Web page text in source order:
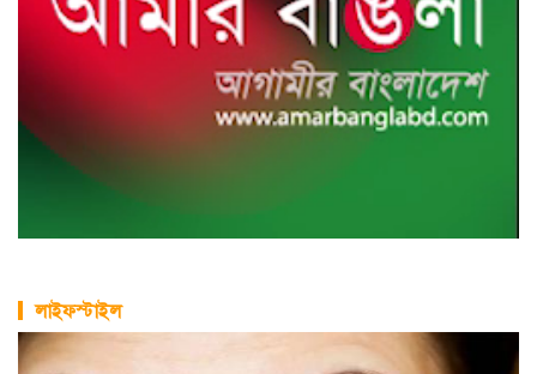
লাইফস্টাইল